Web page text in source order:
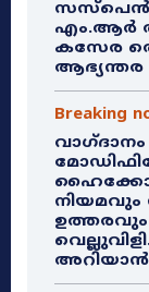
എം.ആർ
കസേര
ആഭ്യന്തര
Breaking
നിയമവും
ഉത്തരവും
അറിയാൻ